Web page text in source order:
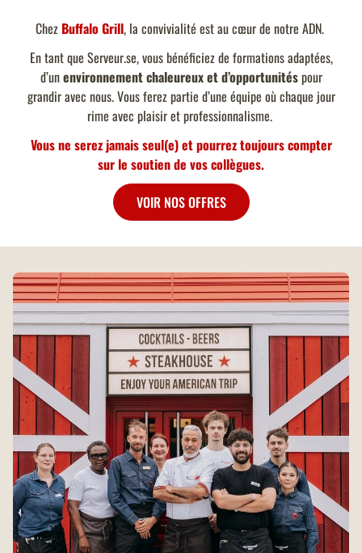
Chez Buffalo Grill, la convivialité est au cœur de notre ADN.
En tant que Serveur.se, vous bénéficiez de formations adaptées,
d’unenvironnement chaleureux et d’opportunitéspour
grandir avec nous. Vous ferez partie d’une équipe où chaque jour
rime avec plaisir et professionnalisme.
Vous ne serez jamais seul(e) et pourrez toujours compter
sur le soutien de vos collègues.
VOIR NOS OFFRES